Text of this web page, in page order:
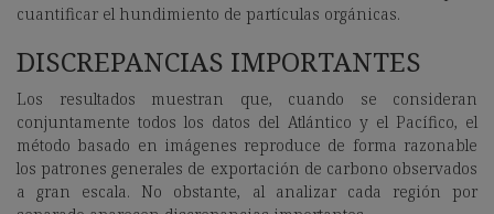
cuantificar el hundimiento de partículas orgánicas.
DISCREPANCIAS IMPORTANTES
Los resultados muestran que, cuando se consideran
conjuntamente todos los datos del Atlántico y el Pacífico, el
método basado en imágenes reproduce de forma razonable
los patrones generales de exportación de carbono observados
a gran escala. No obstante, al analizar cada región por